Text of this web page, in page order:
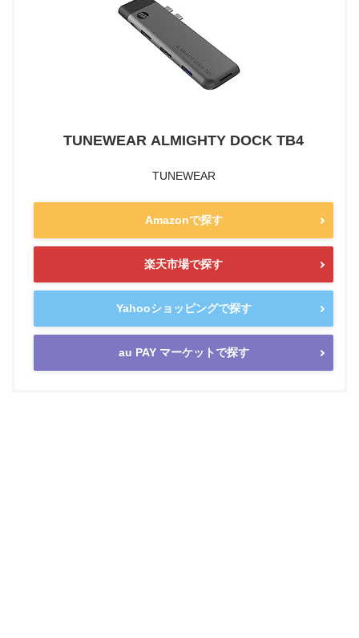
TUNEWEAR ALMIGHTY DOCK TB4
TUNEWEAR
Amazonで探す
楽天市場で探す
Yahooショッピングで探す
au PAY マーケットで探す